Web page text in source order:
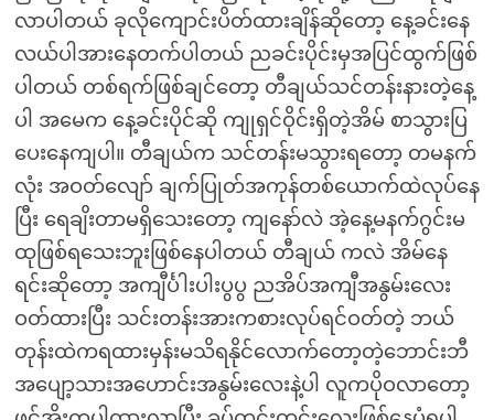
လာပါတယ် ခုလိုကျောင်းပိတ်ထားချိန်ဆိုတော့ နေ့ခင်းနေ
လယ်ပါအားနေတက်ပါတယ် ညခင်းပိုင်းမှအပြင်ထွက်ဖြစ်
ပါတယ် တစ်ရက်ဖြစ်ချင်တော့ တီချယ်သင်တန်းနားတဲ့နေ့
ပါ အမေက နေ့ခင်းပိုင်ဆို ကျုရှင်ဝိုင်းရှိတဲ့အိမ် စာသွားပြ
ပေးနေကျပါ။ တီချယ်က သင်တန်းမသွားရတော့ တမနက်
လုံး အဝတ်လျော် ချက်ပြုတ်အကုန်တစ်ယောက်ထဲလုပ်နေ
ပြီး ရေချိးတာမရှိသေးတော့ ကျနော်လဲ အဲ့နေ့မနက်ဂွင်းမ
ထုဖြစ်ရသေးဘူးဖြစ်နေပါတယ် တီချယ် ကလဲ အိမ်နေ
ရင်းဆိုတော့ အကျီင်္ပါးပါးပွပွ ညအိပ်အကျီအနွမ်းလေး
ဝတ်ထားပြီး သင်းတန်းအားကစားလုပ်ရင်ဝတ်တဲ့ ဘယ်
တုန်းထဲကရထားမှန်းမသိရနိုင်လောက်တော့တဲ့ဘောင်းဘီ
အပျော့သားအဟောင်းအနွမ်းလေးနဲ့ပါ လူကပိုဝလာတော့